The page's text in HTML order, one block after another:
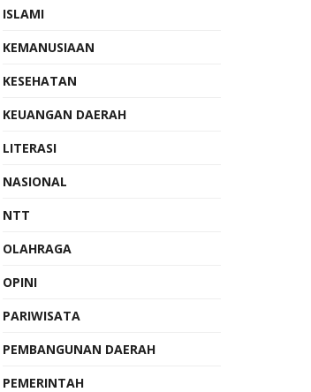
ISLAMI
KEMANUSIAAN
KESEHATAN
KEUANGAN DAERAH
LITERASI
NASIONAL
NTT
OLAHRAGA
OPINI
PARIWISATA
PEMBANGUNAN DAERAH
PEMERINTAH